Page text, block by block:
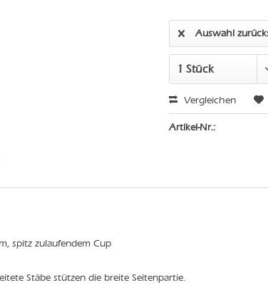
Auswahl
Vergleichen
Artikel-Nr.:
spitz zulaufendem Cup
Stäbe stützen die breite Seitenpartie.